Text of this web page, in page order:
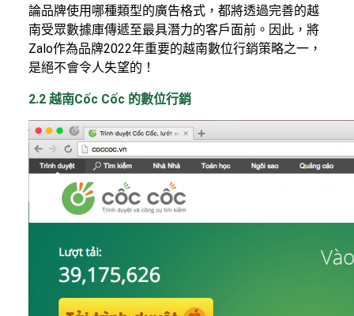
論品牌使用哪種類型的廣告格式，都將透過完善的越
南受眾數據庫傳遞至最具潛力的客戶面前。因此，將
Zalo作為品牌2022年重要的越南數位行銷策略之一，
是絕不會令人失望的！
2.2 越南Cốc Cốc 的數位行銷